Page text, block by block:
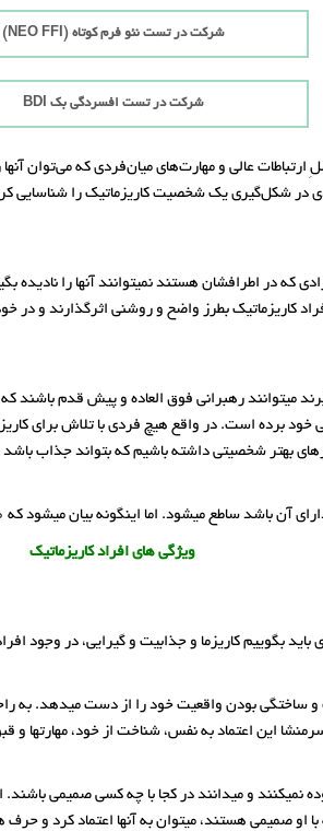
شرکت در تست نئو فرم کوتاه (NEO FFI)
شرکت در تست افسردگی بک BDI
عالی و مهارت‌های میان‌فردی که می‌توان
در شکل‌گیری یک شخصیت کاریزماتیک را شناسایی
که در اطرافشان هستند نمیتوانند آنها را نادیده
کاریزماتیک بطرز واضح و روشنی اثرگذارند و در
میتوانند رهبرانی فوق العاده و پیش قدم باشند
برده است. در واقع هیچ فردی با تلاش برای
بهتر شخصیتی داشته باشیم که بتواند جذاب
میشود که 50 درصد آن نیز اکتسابی است و مهارتی است که میتوانیم به دستش بیاوریم.
ویژگی های افراد کاریزماتیک
بگوییم کاریزما و جذابیت و گیرایی، در وجود
و ساختگی بودن واقعیت خود را از دست میدهد.
این اعتماد به نفس، شناخت از خود، مهارتها
نمیکنند و میدانند در کجا با چه کسی صمیمی
او صمیمی هستند، میتوان به آنها اعتماد کرد و حرف